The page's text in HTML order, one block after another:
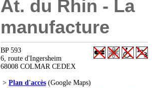
At. du Rhin - La
manufacture
BP 593
6, route d'Ingersheim
68008 COLMAR CEDEX
> Plan d'accès (Google Maps)